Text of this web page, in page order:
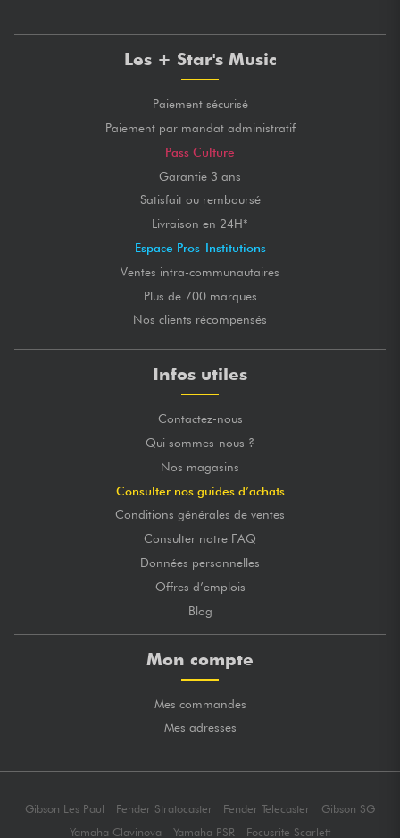
Les + Star's Music
Paiement sécurisé
Paiement par mandat administratif
Pass Culture
Garantie 3 ans
Satisfait ou remboursé
Livraison en 24H*
Espace Pros-Institutions
Ventes intra-communautaires
Plus de 700 marques
Nos clients récompensés
Infos utiles
Contactez-nous
Qui sommes-nous ?
Nos magasins
Consulter nos guides d’achats
Conditions générales de ventes
Consulter notre FAQ
Données personnelles
Offres d’emplois
Blog
Mon compte
Mes commandes
Mes adresses
Gibson Les Paul Fender Stratocaster Fender Telecaster
Gibson SG
Yamaha Clavinova
Yamaha PSR Focusrite Scarlett